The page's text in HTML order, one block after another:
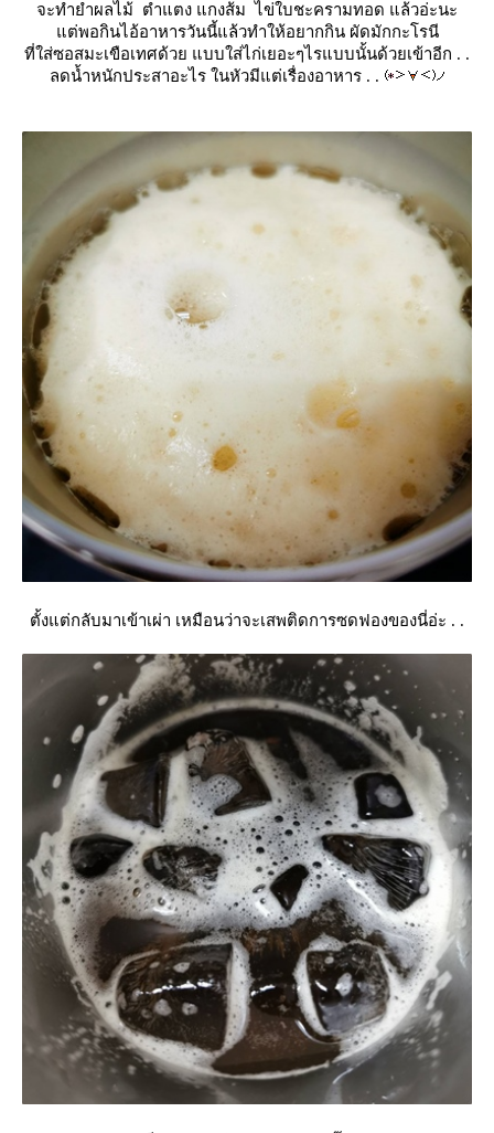
จะทำยำผลไม้ ตำแตง แกงส้ม ไข่ใบชะครามทอด แล้วอ่ะนะ
ต่พอกินไอ้อาหารวันนี้แล้วทำให้อยากกิน ผัดมักกะโรนี
ที่ใส่ซอสมะเขือเทศด้วย แบบใส่ไก่เยอะๆไรแบบนั้นด้วยเข้าอีก . .
ลดน้ำหนักประสาอะไร ในหัวมีแต่เรื่องอาหาร . .
ตั้งแต่กลับมาเข้าเผ่า เหมือนว่าจะเสพติดการซดฟองของนี่อ่ะ . .